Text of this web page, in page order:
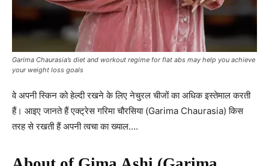
Garima Chaurasia’s diet and workout regime for flat abs may help you achieve
your weight loss goals
वे अपनी स्किन को हेल्दी रखने के लिए नेचुरल चीजों का अधिक इस्तेमाल करती
हैं। आइए जानते हैं एक्ट्रेस गरिमा चौरसिया (Garima Chaurasia) किस
तरह से रखती हैं अपनी त्वचा का ख्याल….